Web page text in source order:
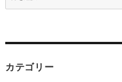
ー
イ
カテゴリー